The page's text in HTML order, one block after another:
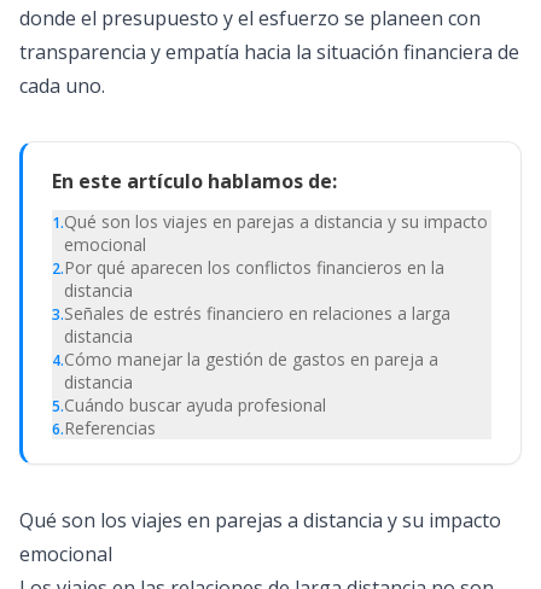
donde el presupuesto y el esfuerzo se planeen con
transparencia y empatía hacia la situación financiera de
cada uno.
En este artículo hablamos de:
1.Qué son los viajes en parejas a distancia y su impacto
emocional
2.Por qué aparecen los conflictos financieros en la
distancia
3.Señales de estrés financiero en relaciones a larga
distancia
4.Cómo manejar la gestión de gastos en pareja a
distancia
5.Cuándo buscar ayuda profesional
6.Referencias
Qué son los viajes en parejas a distancia y su impacto
emocional